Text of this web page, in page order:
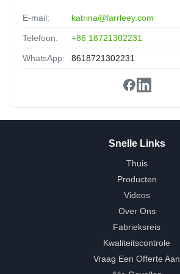
E-mail: katrina@farrleey.com
Telefoon: +86 18721302231
WhatsApp: 8618721302231
Snelle Links
Thuis
Producten
Videos
Over Ons
Fabrieksreis
Kwaliteitscontrole
Vraag Een Offerte Aan